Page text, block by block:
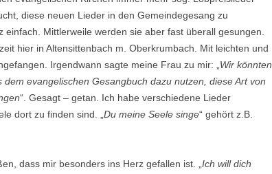
diese neuen Lieder in den Gemeindegesang zu
Mittlerweile werden sie aber fast überall gesungen.
hier in Altensittenbach m. Oberkrumbach. Mit leichten und
Irgendwann sagte meine Frau zu mir: „ Wir könnten
evangelischen Gesangbuch dazu nutzen, diese Art von
“. Gesagt – getan. Ich habe verschiedene Lieder
dort zu finden sind. „ Du meine Seele singe“ gehört z.B.
dass mir besonders ins Herz gefallen ist. „ Ich will dich